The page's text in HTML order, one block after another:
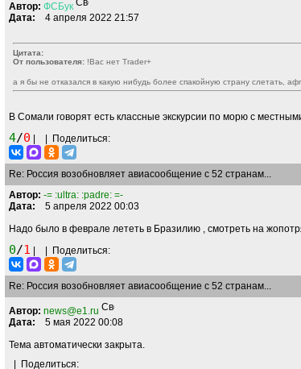
Автор: ФСБук
Дата: 4 апреля 2022 21:57
Цитата:
От пользователя: !Вас нет Trader+
а я бы не отказался в какую нибудь более спакойную страну слетать,
В Сомали говорят есть классные экскурсии по морю с
4/0 Поделиться:
Re: Россия возобновляет авиасообщение с 52 странам...
Автор: -= :ultra: :padre: =-
Дата: 5 апреля 2022 00:03
Надо было в феврале лететь в Бразилию , смотреть на
0/1 Поделиться:
Re: Россия возобновляет авиасообщение с 52 странам...
Автор: news@e1.ru
Дата: 5 мая 2022 00:08
Тема автоматически закрыта.
Поделиться: